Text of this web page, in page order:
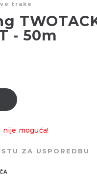
trake
- 50m
moguća!
ZA USPOREDBU